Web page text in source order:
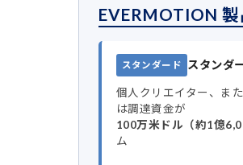
EVERMOTION
スタンダード スタンダ
個人クリエイター、ま
は調達資金が
100万米ドル（約1億
ム